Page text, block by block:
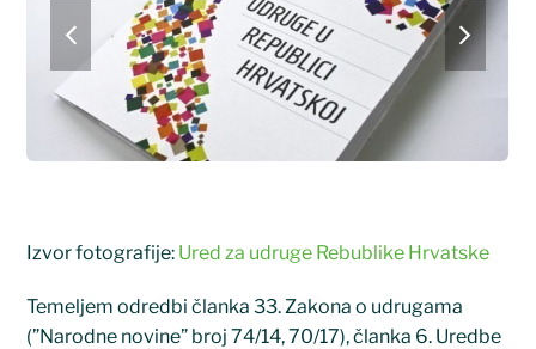
previous
slide
next
slide
Izvor fotografije: Ured za udruge Rebublike Hrvatske
Temeljem odredbi članka 33. Zakona o udrugama
(”Narodne novine” broj 74/14, 70/17), članka 6. Uredbe